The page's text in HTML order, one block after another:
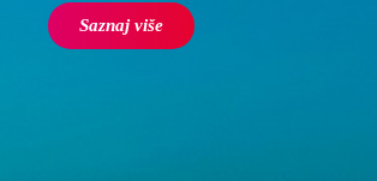
Saznaj više